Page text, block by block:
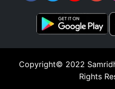
Copyright© 2022
Rights